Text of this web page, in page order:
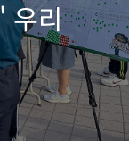
우리